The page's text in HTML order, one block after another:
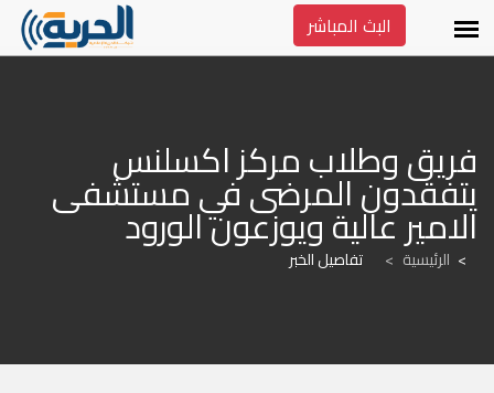
البث المباشر
الامير عالية ويوزعون الورود
الرئيسية > تفاصيل الخبر